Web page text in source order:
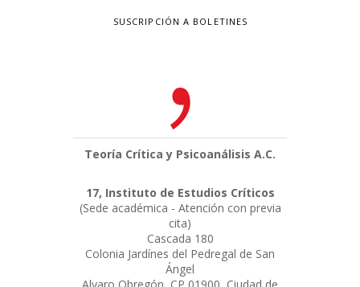
SUSCRIPCIÓN A BOLETINES
Teoría Crítica y Psicoanálisis A.C.
17, Instituto de Estudios Críticos
(Sede académica - Atención con previa
cita)
Cascada 180
Colonia Jardínes del Pedregal de San
Ángel